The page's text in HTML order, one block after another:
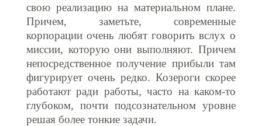
свою реализацию на материальном плане.
Причем, заметьте, современные
корпорации очень любят говорить вслух о
миссии, которую они выполняют. Причем
непосредственное получение прибыли там
фигурирует очень редко. Козероги скорее
работают ради работы, часто на каком-то
глубоком, почти подсознательном уровне
решая более тонкие задачи.